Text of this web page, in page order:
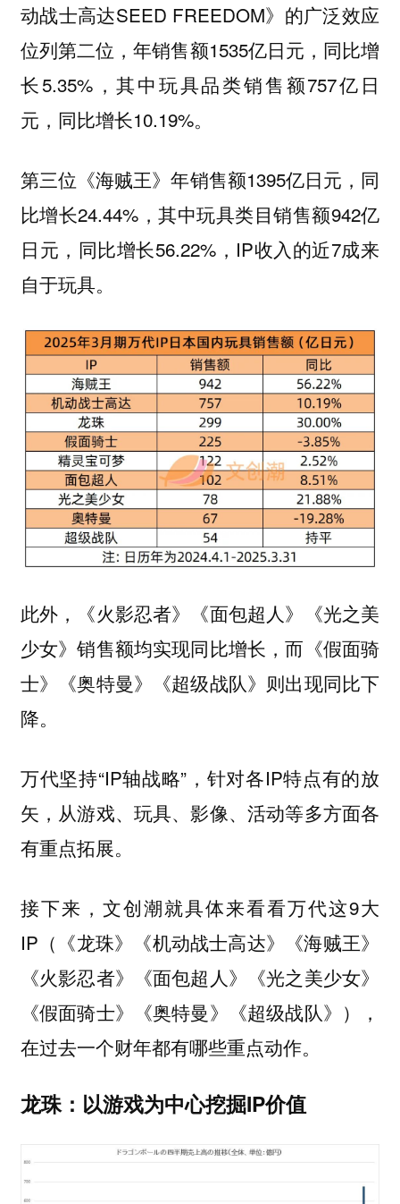
动战士高达SEED FREEDOM》的广泛效应
位列第二位，年销售额1535亿日元，同比增
长5.35%，其中玩具品类销售额757亿日
元，同比增长10.19%。
第三位《海贼王》年销售额1395亿日元，同
比增长24.44%，其中玩具类目销售额942亿
日元，同比增长56.22%，IP收入的近7成来
自于玩具。
此外，《火影忍者》《面包超人》《光之美
少女》销售额均实现同比增长，而《假面骑
士》《奥特曼》《超级战队》则出现同比下
降。
万代坚持“IP轴战略”，针对各IP特点有的放
矢，从游戏、玩具、影像、活动等多方面各
有重点拓展。
接下来，文创潮就具体来看看万代这9大
IP（《龙珠》《机动战士高达》《海贼王》
《火影忍者》《面包超人》《光之美少女》
《假面骑士》《奥特曼》《超级战队》），
在过去一个财年都有哪些重点动作。
龙珠：以游戏为中心挖掘IP价值